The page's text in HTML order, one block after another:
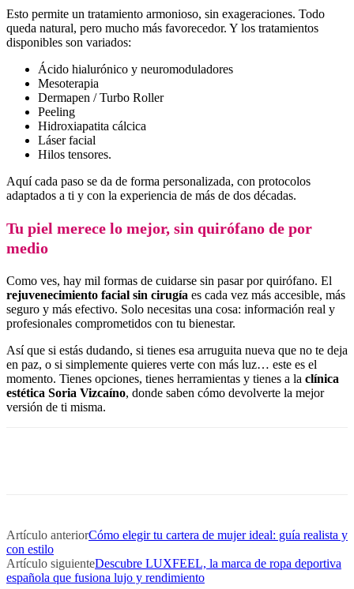
Esto permite un tratamiento armonioso, sin exageraciones. Todo
queda natural, pero mucho más favorecedor. Y los tratamientos
disponibles son variados:
Ácido hialurónico y neuromoduladores
Mesoterapia
Dermapen / Turbo Roller
Peeling
Hidroxiapatita cálcica
Láser facial
Hilos tensores.
Aquí cada paso se da de forma personalizada, con protocolos
adaptados a ti y con la experiencia de más de dos décadas.
Tu piel merece lo mejor, sin quirófano de por
medio
Como ves, hay mil formas de cuidarse sin pasar por quirófano. El
rejuvenecimiento facial sin cirugía es cada vez más accesible, más
seguro y más efectivo. Solo necesitas una cosa: información real y
profesionales comprometidos con tu bienestar.
Así que si estás dudando, si tienes esa arruguita nueva que no te deja
en paz, o si simplemente quieres verte con más luz… este es el
momento. Tienes opciones, tienes herramientas y tienes a la clínica
estética Soria Vizcaíno, donde saben cómo devolverte la mejor
versión de ti misma.
Artículo anteriorCómo elegir tu cartera de mujer ideal: guía realista y
con estilo
Artículo siguienteDescubre LUXFEEL, la marca de ropa deportiva
española que fusiona lujo y rendimiento